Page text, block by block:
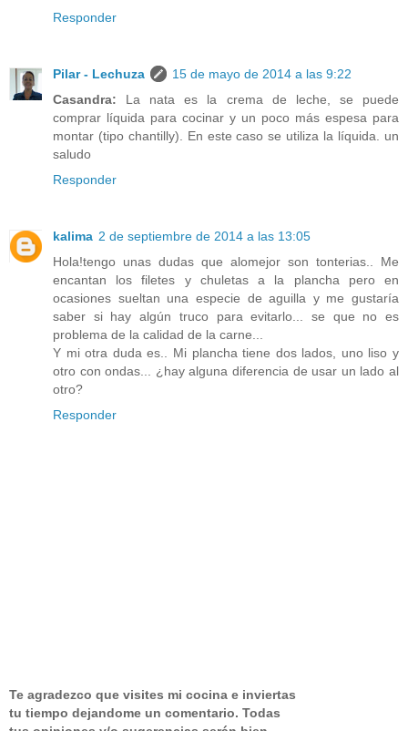
Responder
Pilar - Lechuza
15 de mayo de 2014 a las 9:22
Casandra: La nata es la crema de leche, se puede
comprar líquida para cocinar y un poco más espesa para
montar (tipo chantilly). En este caso se utiliza la líquida. un
saludo
Responder
kalima 2 de septiembre de 2014 a las 13:05
Hola!tengo unas dudas que alomejor son tonterias.. Me
encantan los filetes y chuletas a la plancha pero en
ocasiones sueltan una especie de aguilla y me gustaría
saber si hay algún truco para evitarlo... se que no es
problema de la calidad de la carne...
Y mi otra duda es.. Mi plancha tiene dos lados, uno liso y
otro con ondas... ¿hay alguna diferencia de usar un lado al
otro?
Responder
Te agradezco que visites mi cocina e inviertas
tu tiempo dejandome un comentario. Todas